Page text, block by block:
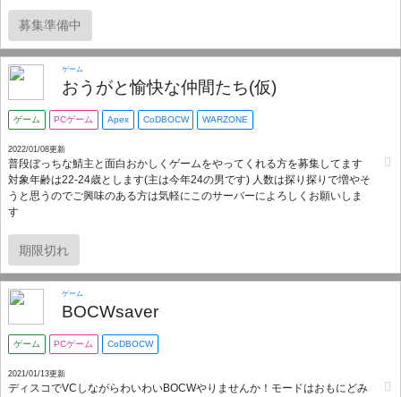
募集準備中
ゲーム
おうがと愉快な仲間たち(仮)
ゲーム PCゲーム Apex CoDBOCW WARZONE
2022/01/08更新
普段ぼっちな鯖主と面白おかしくゲームをやってくれる方を募集してます
対象年齢は22-24歳とします(主は今年24の男です) 人数は探り探りで増やそ
うと思うのでご興味のある方は気軽にこのサーバーによろしくお願いしま
す
期限切れ
ゲーム
BOCWsaver
ゲーム PCゲーム CoDBOCW
2021/01/13更新
ディスコでVCしながらわいわいBOCWやりませんか！モードはおもにどみ